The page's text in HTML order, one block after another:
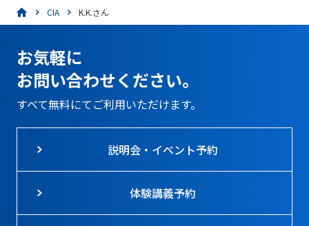
CIA K.K.さん
お気軽に
お問い合わせください。
すべて無料にてご利用いただけます。
説明会・イベント予約
体験講義予約